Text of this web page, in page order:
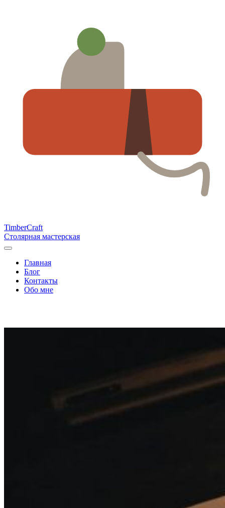
TimberCraft
Столярная мастерская
Главная
Блог
Контакты
Обо мне